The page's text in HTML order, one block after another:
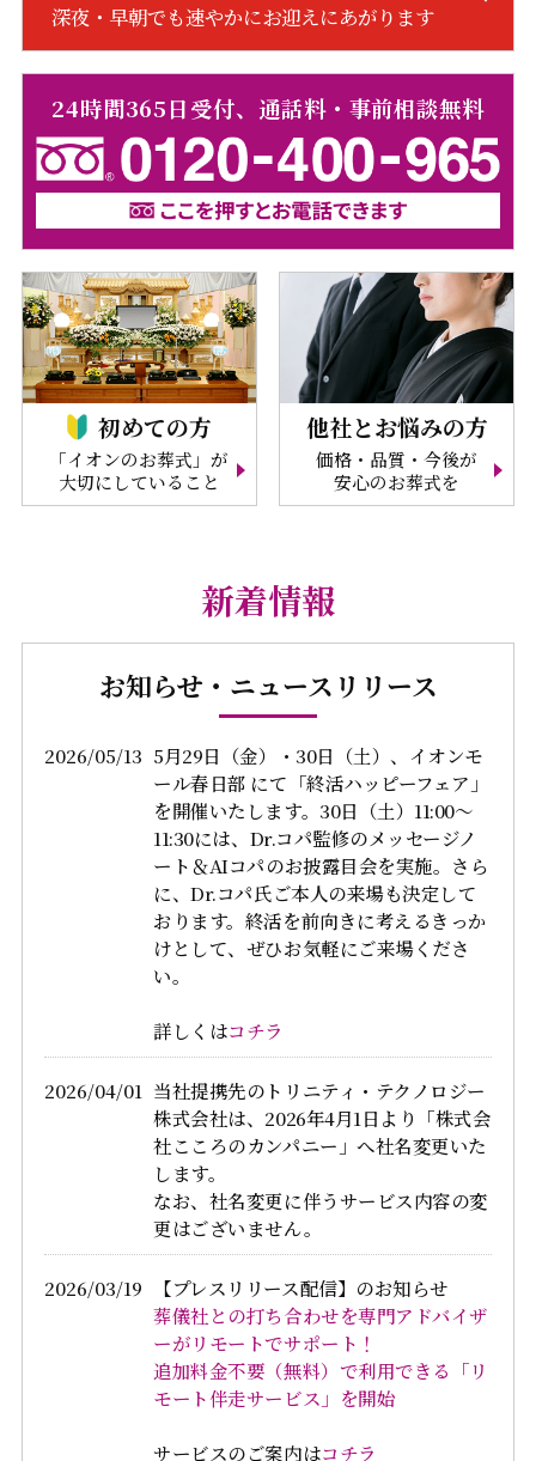
深夜・早朝でも速やかにお迎えにあがります
24時間365日受付、通話料・事前相談無料
初めての方
「イオンのお葬式」が
大切にしていること
他社とお悩みの方
価格・品質・今後が
安心のお葬式を
新着情報
お知らせ・ニュースリリース
2026/05/13 5月29日（金）・30日（土）、イオンモ
ール春日部 にて「終活ハッピーフェア」
を開催いたします。30日（土）11:00～
11:30には、Dr.コパ監修のメッセージノ
ート＆AIコパのお披露目会を実施。さら
に、Dr.コパ氏ご本人の来場も決定して
おります。終活を前向きに考えるきっか
けとして、ぜひお気軽にご来場くださ
い。
詳しくはコチラ
2026/04/01 当社提携先のトリニティ・テクノロジー
株式会社は、2026年4月1日より「株式会
社こころのカンパニー」へ社名変更いた
します。
なお、社名変更に伴うサービス内容の変
更はございません。
2026/03/19
【プレスリリース配信】のお知らせ
葬儀社との打ち合わせを専門アドバイザ
ーがリモートでサポート！
追加料金不要（無料）で利用できる「リ
モート伴走サービス」を開始
サービスのご案内はコチラ